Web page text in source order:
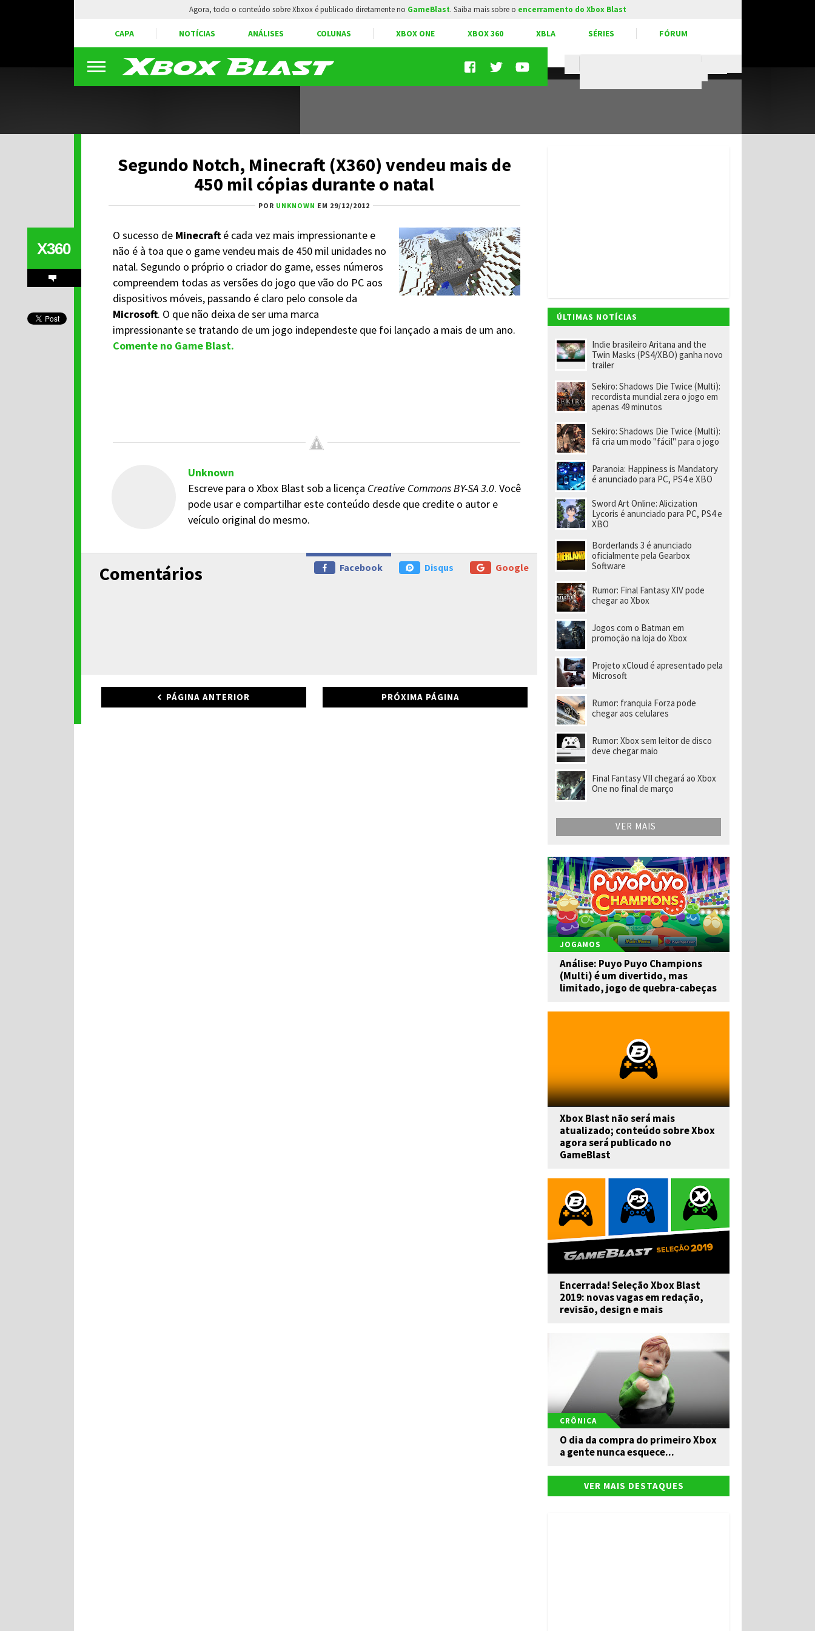
Agora, todo o conteúdo sobre Xbxox é publicado diretamente no GameBlast. Saiba mais sobre o encerramento do Xbox Blast
CAPA NOTÍCIAS ANÁLISES COLUNAS XBOX ONE XBOX 360 XBLA SÉRIES FÓRUM
Segundo Notch, Minecraft (X360) vendeu mais de
450 mil cópias durante o natal
POR UNKNOWN EM 29/12/2012
O sucesso de Minecrafté cada vez mais impressionante e
não é à toa que o game vendeu mais de 450 mil unidades no
natal. Segundo o próprio o criador do game, esses números
compreendem todas as versões do jogo que vão do PC aos
dispositivos móveis, passando é claro pelo console da
Microsoft. O que não deixa de ser uma marca
impressionante se tratando de um jogo independeste que foi lançado a mais de um ano.
Comente no Game Blast.
X360
Unknown
Escreve para o Xbox Blast sob a licença Creative Commons BY-SA 3.0. Você
pode usar e compartilhar este conteúdo desde que credite o autor e
veículo original do mesmo.
Comentários Google
Disqus
Facebook
PÁGINA ANTERIOR PRÓXIMA PÁGINA
ÚLTIMAS NOTÍCIAS
Indie brasileiro Aritana and the
Twin Masks (PS4/XBO) ganha novo
trailer
Sekiro: Shadows Die Twice (Multi):
recordista mundial zera o jogo em
apenas 49 minutos
Sekiro: Shadows Die Twice (Multi):
fã cria um modo "fácil" para o jogo
Paranoia: Happiness is Mandatory
é anunciado para PC, PS4 e XBO
Sword Art Online: Alicization
Lycoris é anunciado para PC, PS4 e
XBO
Borderlands 3 é anunciado
oficialmente pela Gearbox
Software
Rumor: Final Fantasy XIV pode
chegar ao Xbox
Jogos com o Batman em
promoção na loja do Xbox
Projeto xCloud é apresentado pela
Microsoft
Rumor: franquia Forza pode
chegar aos celulares
Rumor: Xbox sem leitor de disco
deve chegar maio
Final Fantasy VII chegará ao Xbox
One no final de março
VER MAIS
JOGAMOS
Análise: Puyo Puyo Champions
(Multi) é um divertido, mas
limitado, jogo de quebra-cabeças
Xbox Blast não será mais
atualizado; conteúdo sobre Xbox
agora será publicado no
GameBlast
Encerrada! Seleção Xbox Blast
2019: novas vagas em redação,
revisão, design e mais
CRÔNICA
O dia da compra do primeiro Xbox
a gente nunca esquece...
VER MAIS DESTAQUES